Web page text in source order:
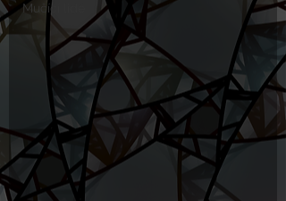
Mučící lidé